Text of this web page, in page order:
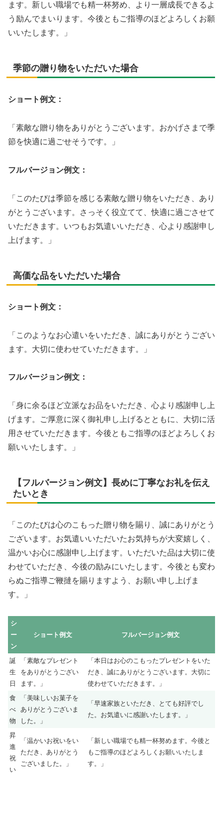
ます。新しい職場でも精一杯努め、より一層成長できるよ
う励んでまいります。今後ともご指導のほどよろしくお願
いいたします。」
季節の贈り物をいただいた場合
ショート例文：
「素敵な贈り物をありがとうございます。おかげさまで季
節を快適に過ごせそうです。」
フルバージョン例文：
「このたびは季節を感じる素敵な贈り物をいただき、あり
がとうございます。さっそく役立てて、快適に過ごさせて
いただきます。いつもお気遣いいただき、心より感謝申し
上げます。」
高価な品をいただいた場合
ショート例文：
「このようなお心遣いをいただき、誠にありがとうござい
ます。大切に使わせていただきます。」
フルバージョン例文：
「身に余るほど立派なお品をいただき、心より感謝申し上
げます。ご厚意に深く御礼申し上げるとともに、大切に活
用させていただきます。今後ともご指導のほどよろしくお
願いいたします。」
【フルバージョン例文】長めに丁寧なお礼を伝え
たいとき
「このたびは心のこもった贈り物を賜り、誠にありがとう
ございます。お気遣いいただいたお気持ちが大変嬉しく、
温かいお心に感謝申し上げます。いただいた品は大切に使
わせていただき、今後の励みにいたします。今後とも変わ
らぬご指導ご鞭撻を賜りますよう、お願い申し上げま
す。」
シ
ー
ン
ショート例文 フルバージョン例文
誕
生
日
「素敵なプレゼント
をありがとうござい
ます。」
「本日はお心のこもったプレゼントをいた
だき、誠にありがとうございます。大切に
使わせていただきます。」
食
べ
物
「美味しいお菓子を
ありがとうございま
した。」
「早速家族といただき、とても好評でし
た。お気遣いに感謝いたします。」
昇
進
祝
い
「温かいお祝いをい
ただき、ありがとう
ございました。」
「新しい職場でも精一杯努めます。今後と
もご指導のほどよろしくお願いいたしま
す。」